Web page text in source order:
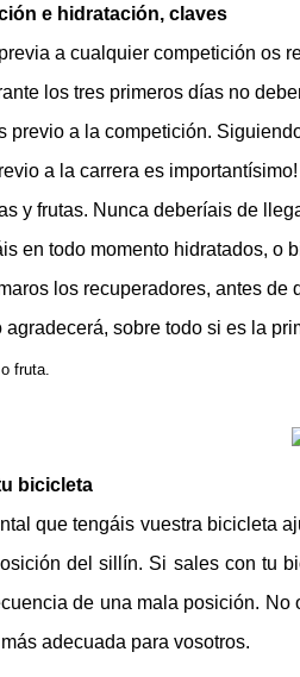
e hidratación, claves
a cualquier competición os
los tres primeros días no
previo a la competición.
a la carrera es
y frutas. Nunca deberíais de
en todo momento hidratados, o
los recuperadores, antes
agradecerá, sobre todo si es la
fruta.
bicicleta
que tengáis vuestra bicicleta
del sillín. Si sales con tu
de una mala posición.
adecuada para vosotros.